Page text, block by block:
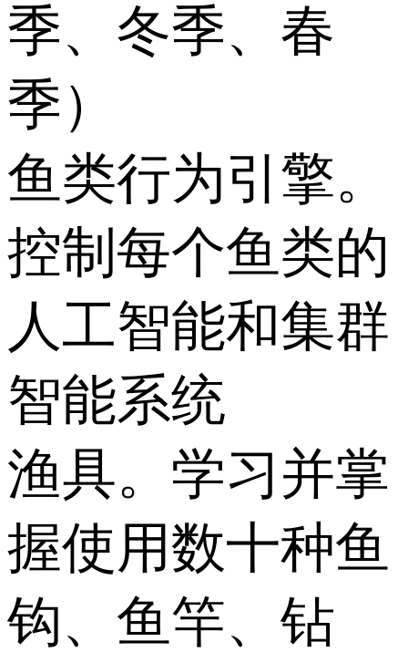
季、冬季、春
季）
鱼类行为引擎。
控制每个鱼类的
人工智能和集群
智能系统
渔具。学习并掌
握使用数十种鱼
钩、鱼竿、钻